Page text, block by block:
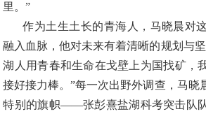
里。”
作为土生土长的青海人，马晓晨对
融入血脉，他对未来有着清晰的规划与坚
湖人用青春和生命在戈壁上为国找矿，
接好接力棒。”每一次出野外调查，马晓
特别的旗帜——张彭熹盐湖科考突击队